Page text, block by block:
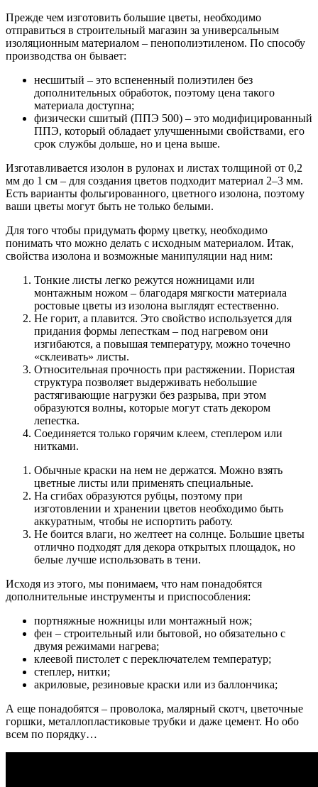
Прежде чем изготовить большие цветы, необходимо
отправиться в строительный магазин за универсальным
изоляционным материалом – пенополиэтиленом. По способу
производства он бывает:
несшитый – это вспененный полиэтилен без
дополнительных обработок, поэтому цена такого
материала доступна;
физически сшитый (ППЭ 500) – это модифицированный
ППЭ, который обладает улучшенными свойствами, его
срок службы дольше, но и цена выше.
Изготавливается изолон в рулонах и листах толщиной от 0,2
мм до 1 см – для создания цветов подходит материал 2–3 мм.
Есть варианты фольгированного, цветного изолона, поэтому
ваши цветы могут быть не только белыми.
Для того чтобы придумать форму цветку, необходимо
понимать что можно делать с исходным материалом. Итак,
свойства изолона и возможные манипуляции над ним:
Тонкие листы легко режутся ножницами или
монтажным ножом – благодаря мягкости материала
ростовые цветы из изолона выглядят естественно.
Не горит, а плавится. Это свойство используется для
придания формы лепесткам – под нагревом они
изгибаются, а повышая температуру, можно точечно
«склеивать» листы.
Относительная прочность при растяжении. Пористая
структура позволяет выдерживать небольшие
растягивающие нагрузки без разрыва, при этом
образуются волны, которые могут стать декором
лепестка.
Соединяется только горячим клеем, степлером или
нитками.
Обычные краски на нем не держатся. Можно взять
цветные листы или применять специальные.
На сгибах образуются рубцы, поэтому при
изготовлении и хранении цветов необходимо быть
аккуратным, чтобы не испортить работу.
Не боится влаги, но желтеет на солнце. Большие цветы
отлично подходят для декора открытых площадок, но
белые лучше использовать в тени.
Исходя из этого, мы понимаем, что нам понадобятся
дополнительные инструменты и приспособления:
портняжные ножницы или монтажный нож;
фен – строительный или бытовой, но обязательно с
двумя режимами нагрева;
клеевой пистолет с переключателем температур;
степлер, нитки;
акриловые, резиновые краски или из баллончика;
А еще понадобятся – проволока, малярный скотч, цветочные
горшки, металлопластиковые трубки и даже цемент. Но обо
всем по порядку…